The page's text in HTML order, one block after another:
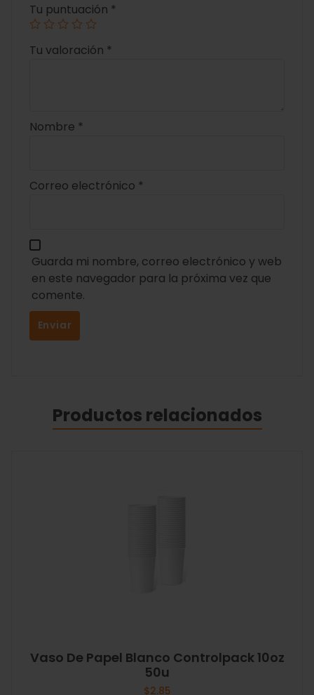
Tu puntuación *
Tu valoración *
Nombre *
Correo electrónico *
Guarda mi nombre, correo electrónico y web
en este navegador para la próxima vez que
comente.
Productos relacionados
Vaso De Papel Blanco Controlpack 10oz
50u
$2.85